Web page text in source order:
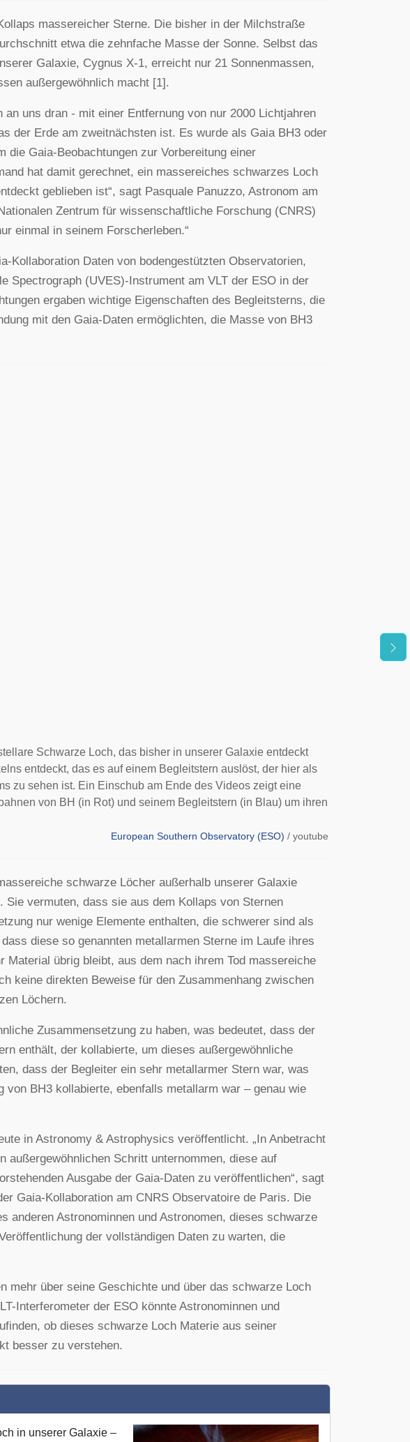
massereicher Sterne. Die bisher in der Milchstraße
etwa die zehnfache Masse der Sonne. Selbst das
Galaxie, Cygnus X-1, erreicht nur 21 Sonnenmassen,
außergewöhnlich macht [1].
uns dran - mit einer Entfernung von nur 2000 Lichtjahren
der Erde am zweitnächsten ist. Es wurde als Gaia BH3 oder
die Gaia-Beobachtungen zur Vorbereitung einer
hat damit gerechnet, ein massereiches schwarzes Loch
geblieben ist“, sagt Pasquale Panuzzo, Astronom am
Zentrum für wissenschaftliche Forschung (CNRS)
einmal in seinem Forscherleben.“
Kollaboration Daten von bodengestützten Observatorien,
Spectrograph (UVES)-Instrument am VLT der ESO in der
ergaben wichtige Eigenschaften des Begleitsterns, die
mit den Gaia-Daten ermöglichten, die Masse von BH3
Schwarze Loch, das bisher in unserer Galaxie entdeckt
entdeckt, das es auf einem Begleitstern auslöst, der hier als
zu sehen ist. Ein Einschub am Ende des Videos zeigt eine
von BH (in Rot) und seinem Begleitstern (in Blau) um ihren
European Southern Observatory (ESO) / youtube
schwarze Löcher außerhalb unserer Galaxie
vermuten, dass sie aus dem Kollaps von Sternen
nur wenige Elemente enthalten, die schwerer sind als
diese so genannten metallarmen Sterne im Laufe ihres
Material übrig bleibt, aus dem nach ihrem Tod massereiche
keine direkten Beweise für den Zusammenhang zwischen
Löchern.
Zusammensetzung zu haben, was bedeutet, dass der
enthält, der kollabierte, um dieses außergewöhnliche
dass der Begleiter ein sehr metallarmer Stern war, was
BH3 kollabierte, ebenfalls metallarm war – genau wie
in Astronomy & Astrophysics veröffentlicht. „In Anbetracht
außergewöhnlichen Schritt unternommen, diese auf
Ausgabe der Gaia-Daten zu veröffentlichen“, sagt
Gaia-Kollaboration am CNRS Observatoire de Paris. Die
anderen Astronominnen und Astronomen, dieses schwarze
der vollständigen Daten zu warten, die
mehr über seine Geschichte und über das schwarze Loch
Interferometer der ESO könnte Astronominnen und
ob dieses schwarze Loch Materie aus seiner
besser zu verstehen.
in unserer Galaxie –